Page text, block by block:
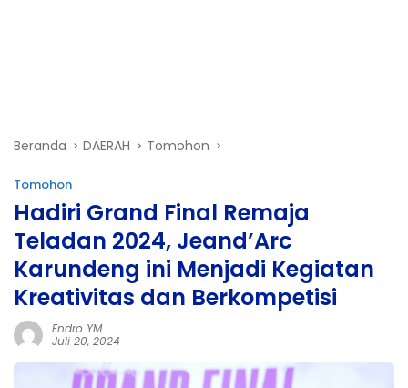
Beranda DAERAH Tomohon
Tomohon
Hadiri Grand Final Remaja
Teladan 2024, Jeand’Arc
Karundeng ini Menjadi Kegiatan
Kreativitas dan Berkompetisi
Endro YM
Juli 20, 2024